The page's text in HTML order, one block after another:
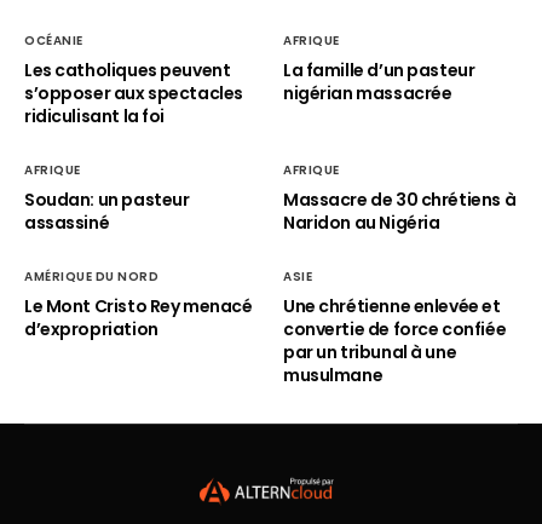
OCÉANIE
Les catholiques peuvent
s’opposer aux spectacles
ridiculisant la foi
AFRIQUE
La famille d’un pasteur
nigérian massacrée
AFRIQUE
Soudan: un pasteur
assassiné
AFRIQUE
Massacre de 30 chrétiens à
Naridon au Nigéria
AMÉRIQUE DU NORD
Le Mont Cristo Rey menacé
d’expropriation
ASIE
Une chrétienne enlevée et
convertie de force confiée
par un tribunal à une
musulmane